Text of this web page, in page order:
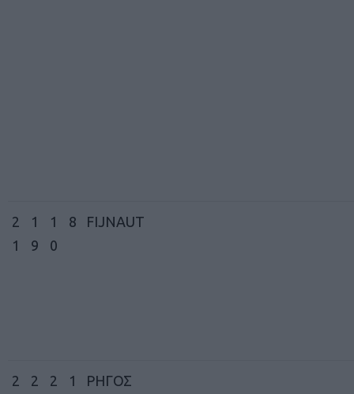
2
1
1
9
1
0
8 FIJNAUT
2
2
2
1
ΡΗΓΟΣ